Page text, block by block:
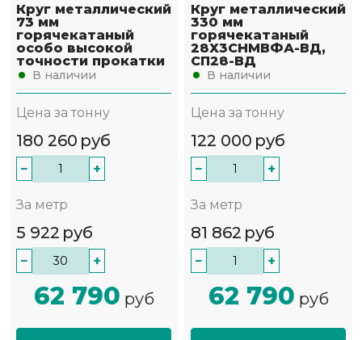
Круг металлический
73 мм
горячекатаный
особо высокой
точности прокатки
В наличии
Цена за тонну
180 260 руб
− +
За метр
5 922 руб
− +
62 790 руб
Круг металлический
330 мм
горячекатаный
28Х3СНМВФА-ВД,
СП28-ВД
В наличии
Цена за тонну
122 000 руб
− +
За метр
81 862 руб
− +
62 790 руб